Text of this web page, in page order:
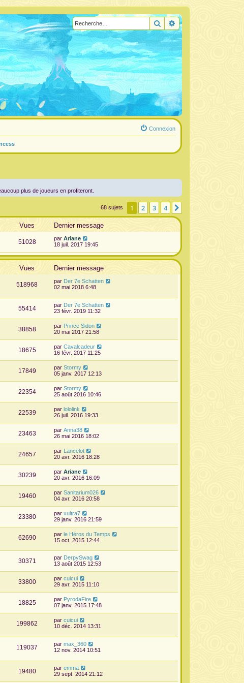
RechercherRecherche avancée
Connexion
plus de joueurs en profiteront.
68 sujets 1 2 3 4
Vues
Dernier message
51028 par Ariane
18 juil. 2017 19:45
Vues
Dernier message
518968 par Der 7e Schatten
02 mai 2018 6:48
55414 par Der 7e Schatten
23 févr. 2019 11:32
38858 par Prince Sidon
20 mai 2017 21:58
18675 par Cavalcadeur
16 févr. 2017 11:25
17849 par Stormy
05 janv. 2017 12:13
22354 par Stormy
25 août 2016 10:46
22539 par lololink
26 juil. 2016 19:33
23463 par Anna38
26 mai 2016 18:02
24657 par Lancelot
20 avr. 2016 18:28
30239 par Ariane
20 avr. 2016 16:09
19460 par Sanitarium026
04 avr. 2016 20:58
23380 par xultra7
29 janv. 2016 21:59
62690 par le Héros du Temps
15 oct. 2015 12:44
30371 par DerpySwag
13 août 2015 12:53
33800 par cuicui
29 avr. 2015 11:10
18825 par PyrodaFire
07 janv. 2015 17:48
199862 par cuicui
10 déc. 2014 13:31
119037 par max_360
12 nov. 2014 10:51
19480 par emma
29 sept. 2014 21:12